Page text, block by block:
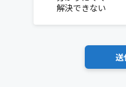
解決できない